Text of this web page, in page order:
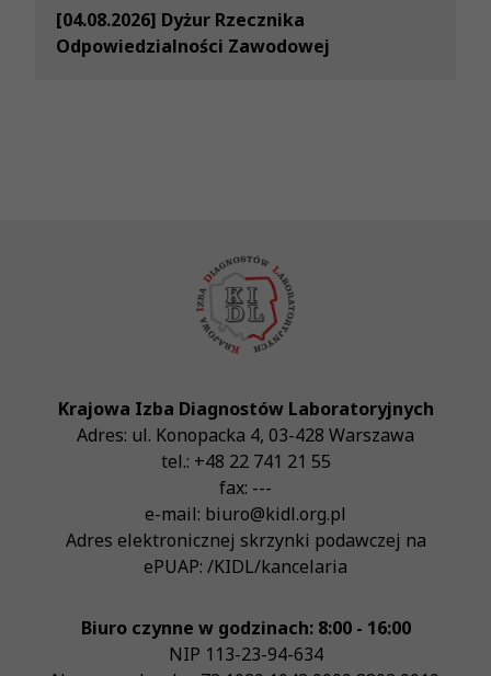
[04.08.2026] Dyżur Rzecznika
Odpowiedzialności Zawodowej
Krajowa Izba Diagnostów Laboratoryjnych
Adres: ul. Konopacka 4, 03-428 Warszawa
tel.: +48 22 741 21 55
fax: ---
e-mail: biuro@kidl.org.pl
Adres elektronicznej skrzynki podawczej na
ePUAP: /KIDL/kancelaria
Biuro czynne w godzinach: 8:00 - 16:00
NIP 113-23-94-634